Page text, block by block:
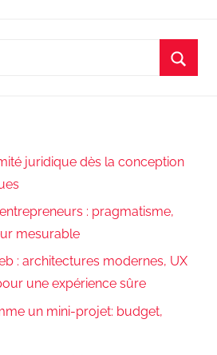
juridique dès la conception
: pragmatisme,
mesurable
: architectures modernes, UX
une expérience sûre
un mini-projet: budget,